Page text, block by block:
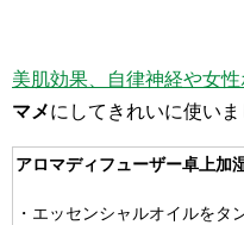
美肌効果、自律神経や女
マメにしてきれいに使いま
アロマディフューザー卓上加
・エッセンシャルオイルをタ